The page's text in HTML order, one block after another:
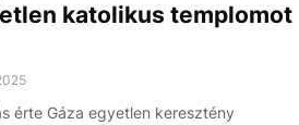
katolikus templomot
érte Gáza egyetlen keresztény